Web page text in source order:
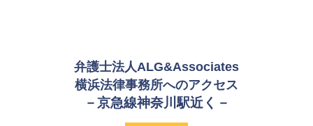
弁護士法人ALG&Associates
横浜法律事務所へのアクセス
－京急線神奈川駅近く－